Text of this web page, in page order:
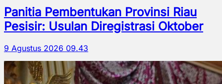
Panitia Pembentukan Provinsi Riau
Pesisir: Usulan Diregistrasi Oktober
9 Agustus 2026 09.43